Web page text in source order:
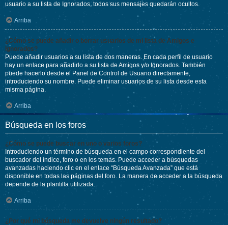
usuario a su lista de Ignorados, todos sus mensajes quedarán ocultos.
Arriba
¿Cómo se puede añadir o borrar usuarios de mi lista de Amigos e
Ignorados?
Puede añadir usuarios a su lista de dos maneras. En cada perfil de usuario
hay un enlace para añadirlo a su lista de Amigos y/o Ignorados. También
puede hacerlo desde el Panel de Control de Usuario directamente,
introduciendo su nombre. Puede eliminar usuarios de su lista desde esta
misma página.
Arriba
Búsqueda en los foros
¿Cómo se puede buscar en uno o varios foros?
Introduciendo un término de búsqueda en el campo correspondiente del
buscador del índice, foro o en los temas. Puede acceder a búsquedas
avanzadas haciendo clic en el enlace “Búsqueda Avanzada” que está
disponible en todas las páginas del foro. La manera de acceder a la búsqueda
depende de la plantilla utilizada.
Arriba
¿Por qué mi búsqueda me devuelve ningún resultado?